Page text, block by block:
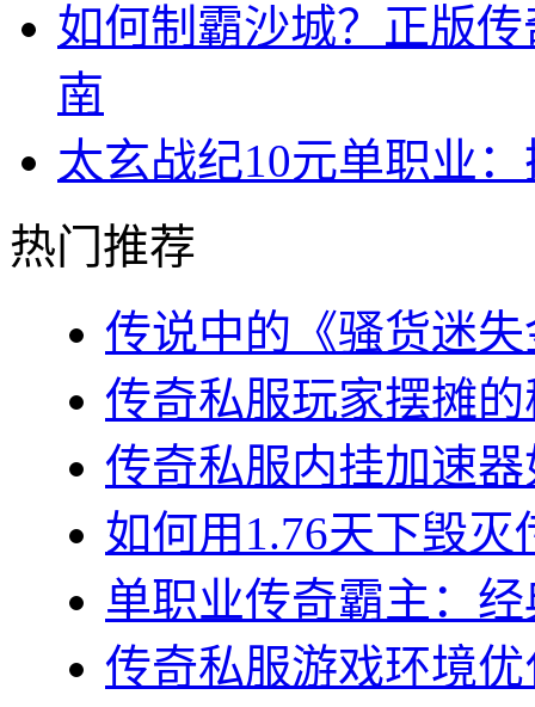
如何制霸沙城？正版
南
太玄战纪10元单职业
热门推荐
传说中的《骚货迷
传奇私服玩家摆摊
传奇私服内挂加速
如何用1.76天下毁灭
单职业传奇霸主：
传奇私服游戏环境